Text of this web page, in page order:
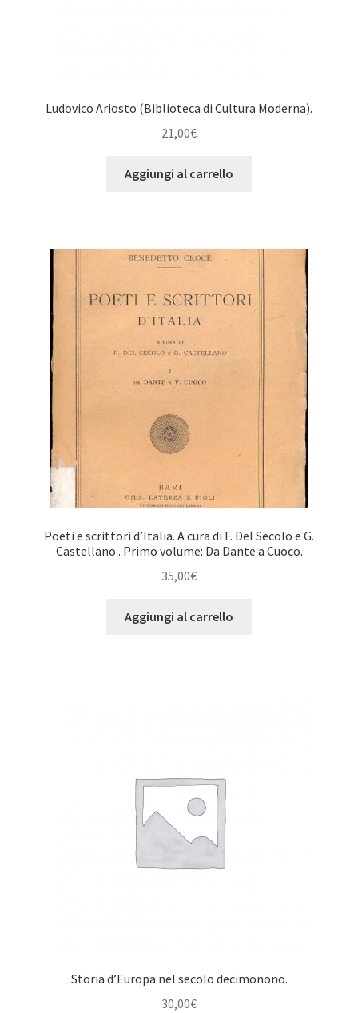
Ludovico Ariosto (Biblioteca di Cultura Moderna).
21,00€
Aggiungi al carrello
Poeti e scrittori d’Italia. A cura di F. Del Secolo e G.
Castellano . Primo volume: Da Dante a Cuoco.
35,00€
Aggiungi al carrello
Storia d’Europa nel secolo decimonono.
30,00€